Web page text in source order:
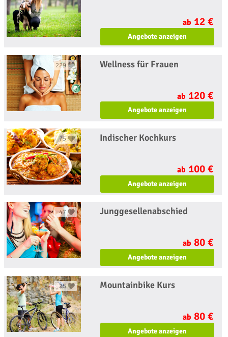
ab 12 €
Angebote anzeigen
229 Wellness für Frauen
ab 120 €
Angebote anzeigen
75 Indischer Kochkurs
ab 100 €
Angebote anzeigen
47 Junggesellenabschied
ab 80 €
Angebote anzeigen
25 Mountainbike Kurs
ab 80 €
Angebote anzeigen